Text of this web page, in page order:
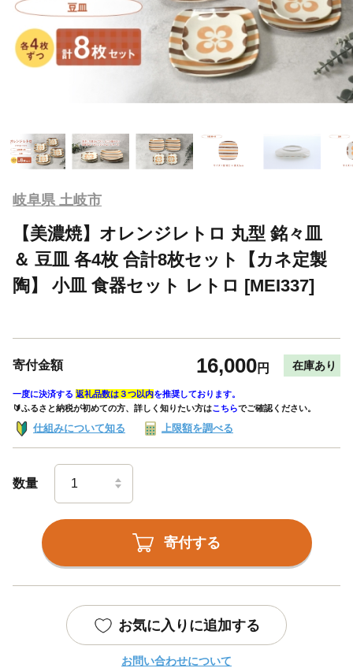
岐阜県 土岐市
【美濃焼】オレンジレトロ 丸型 銘々皿
＆ 豆皿 各4枚 合計8枚セット【カネ定製
陶】 小皿 食器セット レトロ [MEI337]
寄付金額 16,000円 在庫あり
一度に決済する 返礼品数は３つ以内を推奨しております。
🔰ふるさと納税が初めての方、詳しく知りたい方はこちらでご確認ください。
仕組みについて知る 上限額を調べる
数量
寄付する
お気に入りに追加する
お問い合わせについて